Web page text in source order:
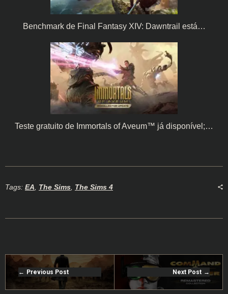
Benchmark de Final Fantasy XIV: Dawntrail está…
Teste gratuito de Immortals of Aveum™ já disponível;…
Tags: EA, The Sims, The Sims 4
Previous Post Next Post